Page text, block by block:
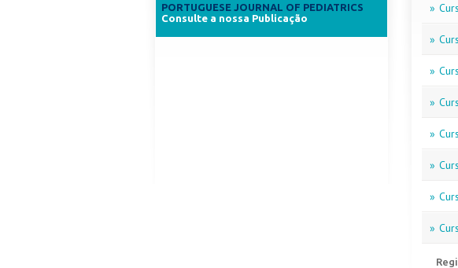
PORTUGUESE JOURNAL OF PEDIATRICS
Consulte a nossa Publicação
»
»
»
»
»
»
»
»